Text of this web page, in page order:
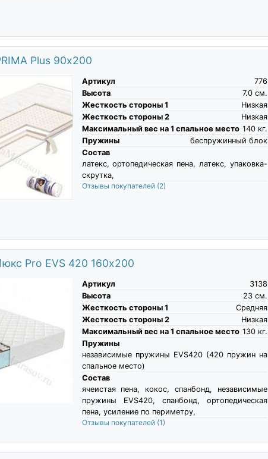
Plus 90х200
Артикул
776
Высота
см.
7.0
Жесткость стороны 1
Низкая
Жесткость стороны 2
Низкая
Максимальный вес на 1 спальное место
кг.
140
Пружины
беспружинный блок
Состав
латекс, ортопедическая пена, латекс, упаковка-
скрутка,
Отзывы покупателей (2)
Pro EVS 420 160х200
Артикул
3138
Высота
см.
23
Жесткость стороны 1
Средняя
Жесткость стороны 2
Низкая
Максимальный вес на 1 спальное место
кг.
130
Пружины
независимые пружины EVS420 (420 пружин на
спальное место)
Состав
ячеистая пена, кокос, спанбонд, независимые
пружины EVS420, спанбонд, ортопедическая
пена, усиление по периметру,
Отзывы покупателей (1)